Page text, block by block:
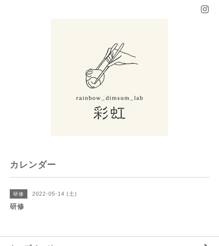
カレンダー
研修 2022-05-14 (土)
研修